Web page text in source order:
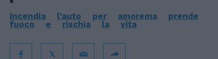
Incendia l'auto per amorema
prende
fuoco
e rischia la vita